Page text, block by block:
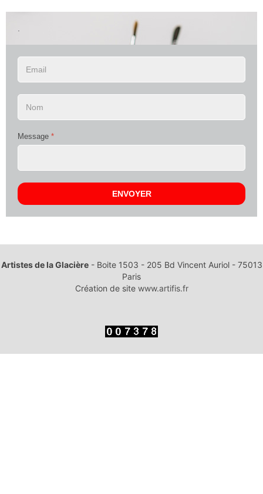
Message *
ENVOYER
Artistes de la Glacière- Boite 1503 - 205 Bd Vincent Auriol - 75013
Paris
Création de site www.artifis.fr